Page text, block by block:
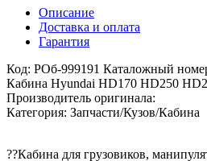
Описание
Доставка и оплата
Гарантия
Код: РОб-999191 Каталожный
Кабина Hyundai HD170 HD250
Производитель оригинала:
Категория: Запчасти/Кузов/Кабина
??Кабина для грузовиков,